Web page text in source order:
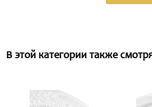
В этой категории также